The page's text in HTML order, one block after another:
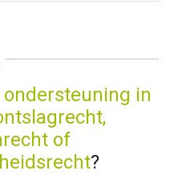
ondersteuning in
of
?